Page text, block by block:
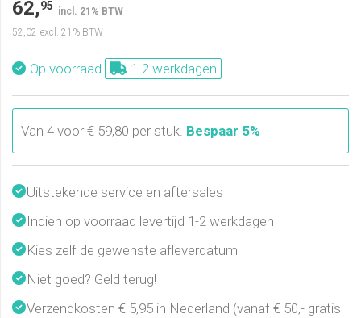
62,95 incl. 21% BTW
52,02 excl. 21% BTW
Op voorraad 1-2 werkdagen
Van 4 voor € 59,80 per stuk. Bespaar 5%
Uitstekende service en aftersales
Indien op voorraad levertijd 1-2 werkdagen
Kies zelf de gewenste afleverdatum
Niet goed? Geld terug!
Verzendkosten € 5,95 in Nederland (vanaf € 50,- gratis